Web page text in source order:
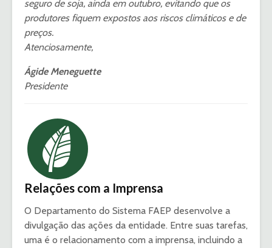
seguro de soja, ainda em outubro, evitando que os
produtores fiquem expostos aos riscos climáticos e de
preços.
Atenciosamente,
Ágide Meneguette
Presidente
Relações com a Imprensa
O Departamento do Sistema FAEP desenvolve a
divulgação das ações da entidade. Entre suas tarefas,
uma é o relacionamento com a imprensa, incluindo a